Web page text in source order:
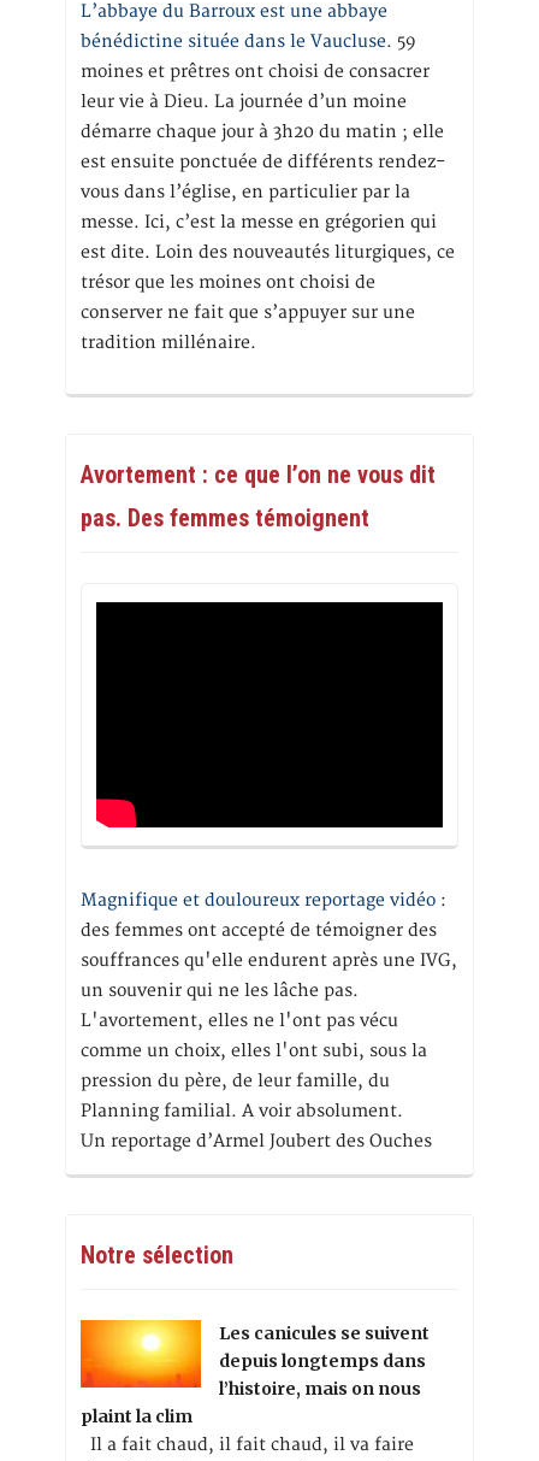
L’abbaye du Barroux est une abbaye
bénédictine située dans le Vaucluse. 59
moines et prêtres ont choisi de consacrer
leur vie à Dieu. La journée d’un moine
démarre chaque jour à 3h20 du matin ; elle
est ensuite ponctuée de différents rendez-
vous dans l’église, en particulier par la
messe. Ici, c’est la messe en grégorien qui
est dite. Loin des nouveautés liturgiques, ce
trésor que les moines ont choisi de
conserver ne fait que s’appuyer sur une
tradition millénaire.
Avortement : ce que l’on ne vous dit
pas. Des femmes témoignent
Magnifique et douloureux reportage vidéo :
des femmes ont accepté de témoigner des
souffrances qu'elle endurent après une IVG,
un souvenir qui ne les lâche pas.
L'avortement, elles ne l'ont pas vécu
comme un choix, elles l'ont subi, sous la
pression du père, de leur famille, du
Planning familial. A voir absolument.
Un reportage d’Armel Joubert des Ouches
Notre sélection
Les canicules se suivent
depuis longtemps dans
l’histoire, mais on nous
plaint la clim
Il a fait chaud, il fait chaud, il va faire